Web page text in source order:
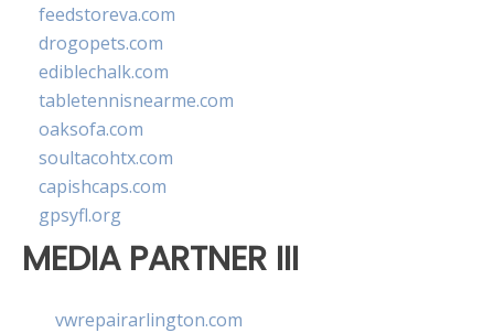
feedstoreva.com
drogopets.com
ediblechalk.com
tabletennisnearme.com
oaksofa.com
soultacohtx.com
capishcaps.com
gpsyfl.org
MEDIA PARTNER III
vwrepairarlington.com